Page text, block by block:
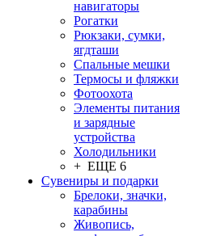
навигаторы
Рогатки
Рюкзаки, сумки,
ягдташи
Спальные мешки
Термосы и фляжки
Фотоохота
Элементы питания
и зарядные
устройства
Холодильники
+ ЕЩЕ 6
Сувениры и подарки
Брелоки, значки,
карабины
Живопись,